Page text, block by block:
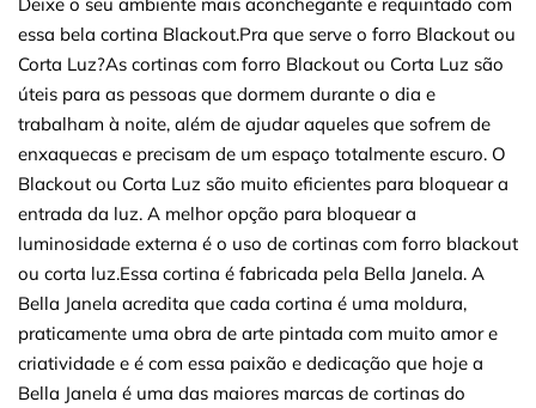
essa bela cortina Blackout.Pra que serve o forro Blackout ou
Corta Luz?As cortinas com forro Blackout ou Corta Luz são
úteis para as pessoas que dormem durante o dia e
trabalham à noite, além de ajudar aqueles que sofrem de
enxaquecas e precisam de um espaço totalmente escuro. O
Blackout ou Corta Luz são muito eficientes para bloquear a
entrada da luz. A melhor opção para bloquear a
luminosidade externa é o uso de cortinas com forro blackout
ou corta luz.Essa cortina é fabricada pela Bella Janela. A
Bella Janela acredita que cada cortina é uma moldura,
praticamente uma obra de arte pintada com muito amor e
criatividade e é com essa paixão e dedicação que hoje a
Bella Janela é uma das maiores marcas de cortinas do